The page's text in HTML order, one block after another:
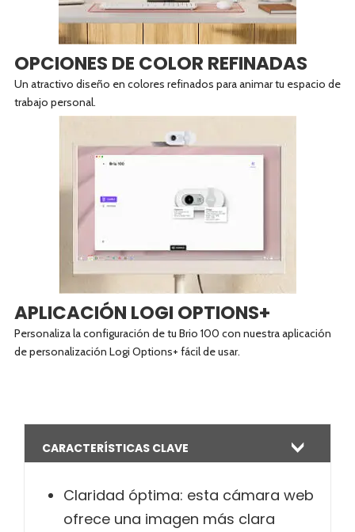
OPCIONES DE COLOR REFINADAS
Un atractivo diseño en colores refinados para animar tu espacio de
trabajo personal.
APLICACIÓN LOGI OPTIONS+
Personaliza la configuración de tu Brio 100 con nuestra aplicación
de personalización Logi Options+ fácil de usar.
CARACTERÍSTICAS CLAVE
Claridad óptima: esta cámara web
ofrece una imagen más clara